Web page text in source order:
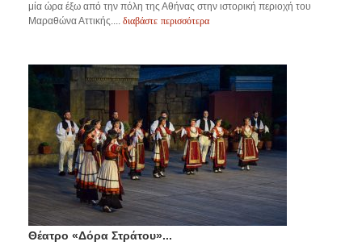
μία ώρα έξω από την πόλη της Αθήνας στην ιστορική περιοχή του
Μαραθώνα Αττικής.... διαβάστε περισσότερα
Θέατρο «Δόρα Στράτου»...